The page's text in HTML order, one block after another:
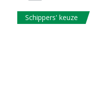
Schippers' keuze